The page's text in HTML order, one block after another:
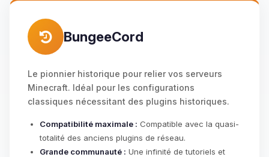
BungeeCord
Le pionnier historique pour relier vos serveurs
Minecraft. Idéal pour les configurations
classiques nécessitant des plugins historiques.
Compatibilité maximale : Compatible avec la quasi-
totalité des anciens plugins de réseau.
Grande communauté : Une infinité de tutoriels et